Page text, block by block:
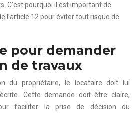
C’est pourquoi il est important de
l’article 12 pour éviter tout risque de
pour demander
de travaux
du propriétaire, le locataire doit lui
Cette demande doit être claire,
faciliter la prise de décision du